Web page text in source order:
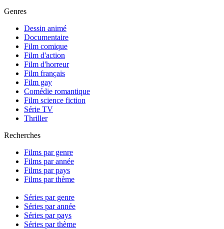
Genres
Dessin animé
Documentaire
Film comique
Film d'action
Film d'horreur
Film français
Film gay
Comédie romantique
Film science fiction
Série TV
Thriller
Recherches
Films par genre
Films par année
Films par pays
Films par thème
Séries par genre
Séries par année
Séries par pays
Séries par thème